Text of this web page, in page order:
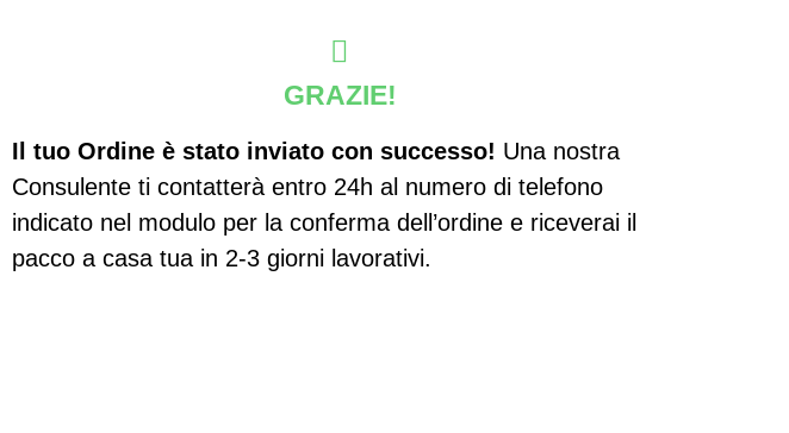
GRAZIE!
Il tuo Ordine è stato inviato con successo! Una nostra
Consulente ti contatterà entro 24h al numero di telefono
indicato nel modulo per la conferma dell’ordine e riceverai il
pacco a casa tua in 2-3 giorni lavorativi.